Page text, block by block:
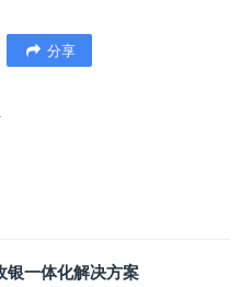
分享
银一体化解决方案